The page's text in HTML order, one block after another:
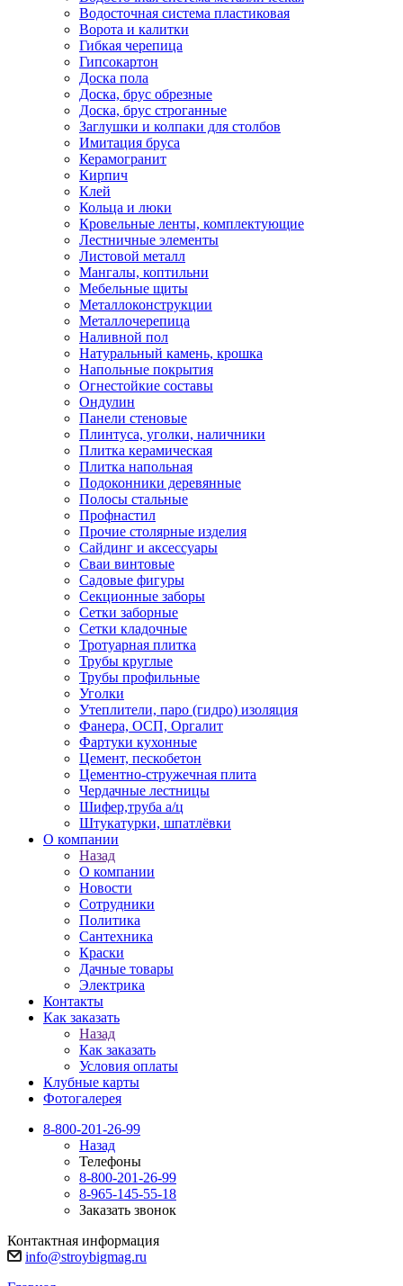
Водосточная система пластиковая
Ворота и калитки
Гибкая черепица
Гипсокартон
Доска пола
Доска, брус обрезные
Доска, брус строганные
Заглушки и колпаки для столбов
Имитация бруса
Керамогранит
Кирпич
Клей
Кольца и люки
Кровельные ленты, комплектующие
Лестничные элементы
Листовой металл
Мангалы, коптильни
Мебельные щиты
Металлоконструкции
Металлочерепица
Наливной пол
Натуральный камень, крошка
Напольные покрытия
Огнестойкие составы
Ондулин
Панели стеновые
Плинтуса, уголки, наличники
Плитка керамическая
Плитка напольная
Подоконники деревянные
Полосы стальные
Профнастил
Прочие столярные изделия
Сайдинг и аксессуары
Сваи винтовые
Садовые фигуры
Секционные заборы
Сетки заборные
Сетки кладочные
Тротуарная плитка
Трубы круглые
Трубы профильные
Уголки
Утеплители, паро (гидро) изоляция
Фанера, ОСП, Оргалит
Фартуки кухонные
Цемент, пескобетон
Цементно-стружечная плита
Чердачные лестницы
Шифер,труба а/ц
Штукатурки, шпатлёвки
О компании
Назад
О компании
Новости
Сотрудники
Политика
Сантехника
Краски
Дачные товары
Электрика
Контакты
Как заказать
Назад
Как заказать
Условия оплаты
Клубные карты
Фотогалерея
8-800-201-26-99
Назад
Телефоны
8-800-201-26-99
8-965-145-55-18
Заказать звонок
Контактная информация
info@stroybigmag.ru